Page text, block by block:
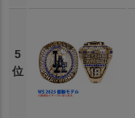
5
位